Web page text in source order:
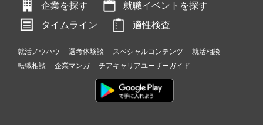
企業を探す
就職イベントを探す
タイムライン
適性検査
就活ノウハウ 選考体験談 スペシャルコンテンツ
就活相談
転職相談
企業マンガ チアキャリアユーザーガイド